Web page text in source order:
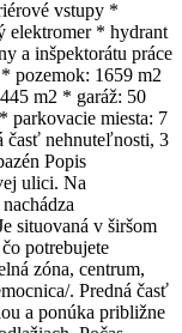
vstupy *
elektromer * hydrant
a inšpektorátu práce
1659 m2
m2 * garáž: 50
parkovacie miesta: 7
časť nehnuteľnosti, 3
Popis
ulici. Na
situovaná v širšom
potrebujete
zóna, centrum,
. Predná časť
a ponúka približne